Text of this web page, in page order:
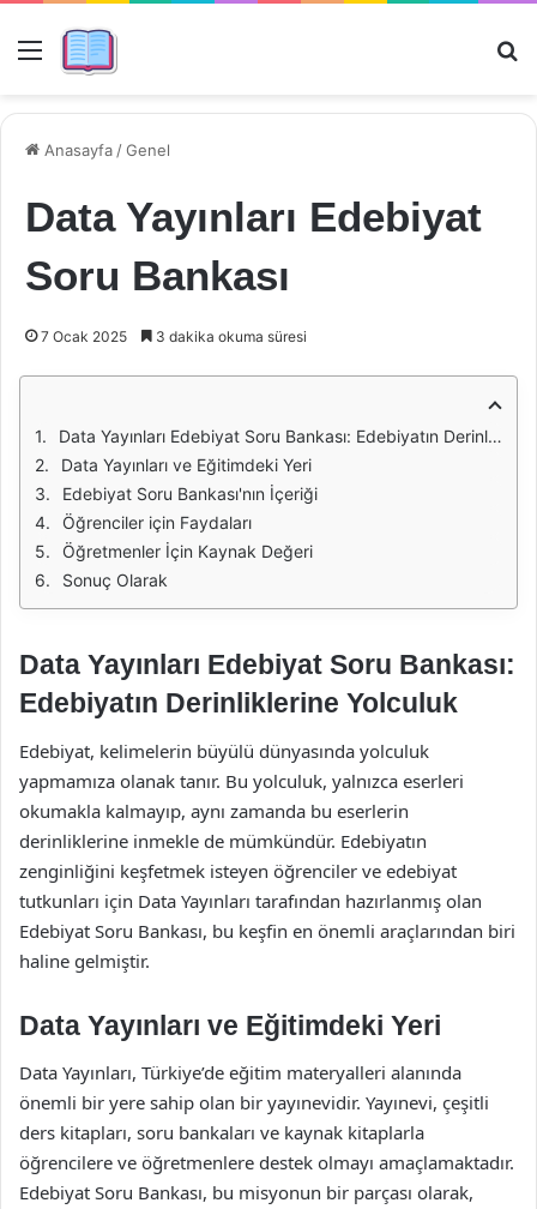
Menü
Anasayfa /Genel
Data Yayınları Edebiyat
Soru Bankası
7 Ocak 2025 3 dakika okuma süresi
Data Yayınları Edebiyat Soru Bankası: Edebiyatın Derinliklerine Yolculuk
Data Yayınları ve Eğitimdeki Yeri
Edebiyat Soru Bankası'nın İçeriği
Öğrenciler için Faydaları
Öğretmenler İçin Kaynak Değeri
Sonuç Olarak
Data Yayınları Edebiyat Soru Bankası:
Edebiyatın Derinliklerine Yolculuk
Edebiyat, kelimelerin büyülü dünyasında yolculuk
yapmamıza olanak tanır. Bu yolculuk, yalnızca eserleri
okumakla kalmayıp, aynı zamanda bu eserlerin
derinliklerine inmekle de mümkündür. Edebiyatın
zenginliğini keşfetmek isteyen öğrenciler ve edebiyat
tutkunları için Data Yayınları tarafından hazırlanmış olan
Edebiyat Soru Bankası, bu keşfin en önemli araçlarından biri
haline gelmiştir.
Data Yayınları ve Eğitimdeki Yeri
Data Yayınları, Türkiye’de eğitim materyalleri alanında
önemli bir yere sahip olan bir yayınevidir. Yayınevi, çeşitli
ders kitapları, soru bankaları ve kaynak kitaplarla
öğrencilere ve öğretmenlere destek olmayı amaçlamaktadır.
Edebiyat Soru Bankası, bu misyonun bir parçası olarak,